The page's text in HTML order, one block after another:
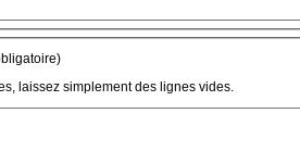
laissez simplement des lignes vides.